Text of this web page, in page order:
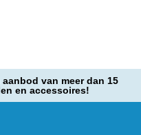
van meer dan 15
en accessoires!